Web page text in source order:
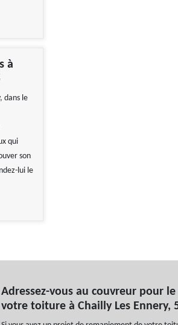
à
dans le
qui
son
lui le
Adressez-vous au couvreur pour
votre toiture à Chailly Les Ennery,